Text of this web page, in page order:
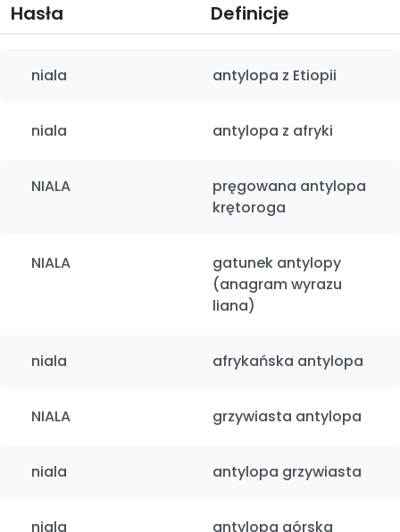
Hasła Definicje
niala antylopa z Etiopii
niala antylopa z afryki
NIALA
pręgowana antylopa
krętoroga
NIALA
gatunek antylopy
(anagram wyrazu
liana)
niala afrykańska antylopa
NIALA grzywiasta antylopa
niala antylopa grzywiasta
niala antylopa górska